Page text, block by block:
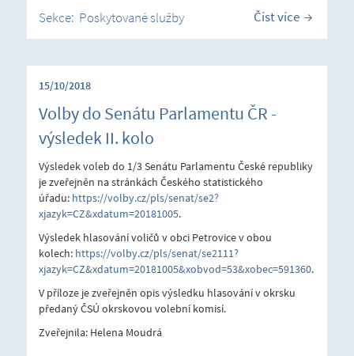
Sekce: Poskytované služby Číst více
15/10/2018
Volby do Senátu Parlamentu ČR -
výsledek II. kolo
Výsledek voleb do 1/3 Senátu Parlamentu České republiky
je zveřejněn na stránkách Českého statistického
úřadu: https://volby.cz/pls/senat/se2?
xjazyk=CZ&xdatum=20181005.
Výsledek hlasování voličů v obci Petrovice v obou
kolech: https://volby.cz/pls/senat/se2111?
xjazyk=CZ&xdatum=20181005&xobvod=53&xobec=591360.
V příloze je zveřejněn opis výsledku hlasování v okrsku
předaný ČSÚ okrskovou volební komisí.
Zveřejnila: Helena Moudrá